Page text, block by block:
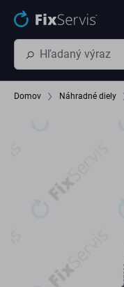
Preskočiť na hlavný obsah
Domov Náhradné diely